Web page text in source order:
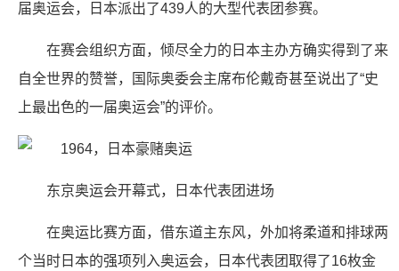
届奥运会，日本派出了439人的大型代表团参赛。
在赛会组织方面，倾尽全力的日本主办方确实得到了来
自全世界的赞誉，国际奥委会主席布伦戴奇甚至说出了“史
上最出色的一届奥运会”的评价。
东京奥运会开幕式，日本代表团进场
在奥运比赛方面，借东道主东风，外加将柔道和排球两
个当时日本的强项列入奥运会，日本代表团取得了16枚金